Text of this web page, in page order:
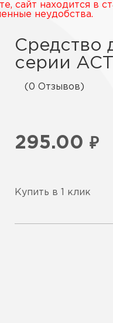
сайт находится в
неудобства.
Средство
серии
(0 Отзывов)
295.00 ₽
Купить в 1 клик